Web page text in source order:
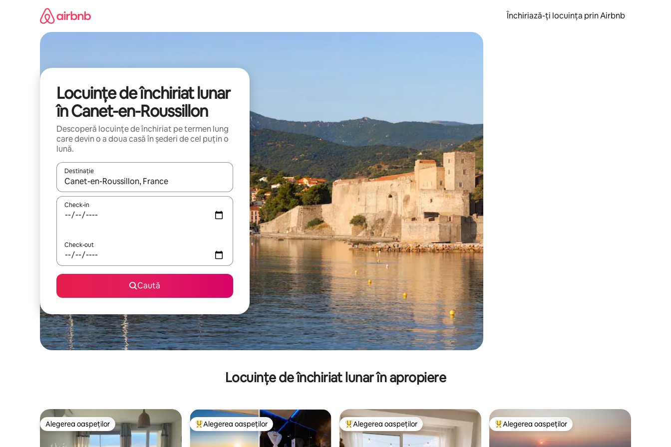
Închiriază-ți locuința prin Airbnb
Locuințe de închiriat lunar
în Canet-en-Roussillon
Descoperă locuințe de închiriat pe termen lung
care devin o a doua casă în șederi de cel puțin o
lună.
Destinație
Când se încarcă rezultatele, navighează folosind tastele săgeată în sus și în jos sau prin gesturi de atingere ori glisare.
Check-in
Check-out
Caută
Locuințe de închiriat lunar în apropiere
Alegerea oaspeților
Alegerea oaspeților Locuință din topul categoriei Alegerea oaspeților
Alegerea oaspeților Locuință din topul categoriei Alegerea oaspeților
Alegerea oaspeților Locuință din topul categoriei Alegerea oaspeților
Alegerea oaspeților